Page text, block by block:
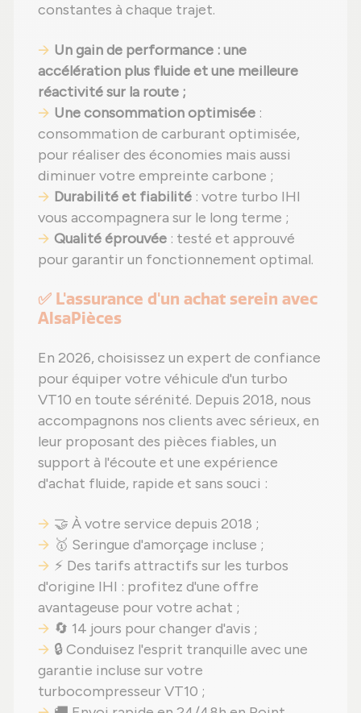
constantes à chaque trajet.
Un gain de performance : une
accélération plus fluide et une meilleure
réactivité sur la route ;
Une consommation optimisée :
consommation de carburant optimisée,
pour réaliser des économies mais aussi
diminuer votre empreinte carbone ;
Durabilité et fiabilité : votre turbo IHI
vous accompagnera sur le long terme ;
Qualité éprouvée : testé et approuvé
pour garantir un fonctionnement optimal.
✅ L'assurance d'un achat serein avec
AlsaPièces
En 2026, choisissez un expert de confiance
pour équiper votre véhicule d'un turbo
VT10 en toute sérénité. Depuis 2018, nous
accompagnons nos clients avec sérieux, en
leur proposant des pièces fiables, un
support à l'écoute et une expérience
d'achat fluide, rapide et sans souci :
🤝 À votre service depuis 2018 ;
🥇 Seringue d'amorçage incluse ;
⚡ Des tarifs attractifs sur les turbos
d'origine IHI : profitez d'une offre
avantageuse pour votre achat ;
🔄 14 jours pour changer d'avis ;
🔒 Conduisez l'esprit tranquille avec une
garantie incluse sur votre
turbocompresseur VT10 ;